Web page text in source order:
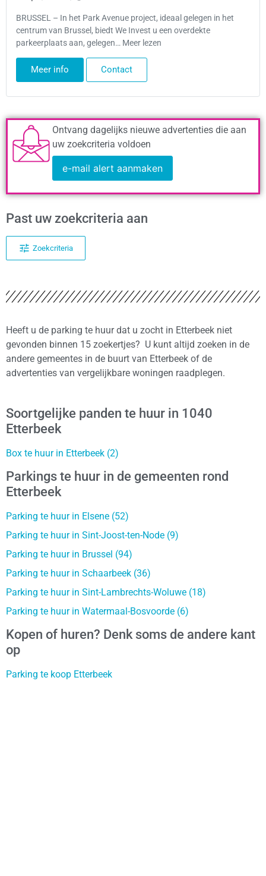
BRUSSEL – In het Park Avenue project, ideaal gelegen in het
centrum van Brussel, biedt We Invest u een overdekte
parkeerplaats aan, gelegen… Meer lezen
Meer info Contact
Ontvang dagelijks nieuwe advertenties die aan
uw zoekcriteria voldoen
e-mail alert aanmaken
Past uw zoekcriteria aan
Zoekcriteria
Heeft u de parking te huur dat u zocht in Etterbeek niet
gevonden binnen 15 zoekertjes? U kunt altijd zoeken in de
andere gemeentes in de buurt van Etterbeek of de
advertenties van vergelijkbare woningen raadplegen.
Soortgelijke panden te huur in 1040
Etterbeek
Box te huur in Etterbeek (2)
Parkings te huur in de gemeenten rond
Etterbeek
Parking te huur in Elsene (52)
Parking te huur in Sint-Joost-ten-Node (9)
Parking te huur in Brussel (94)
Parking te huur in Schaarbeek (36)
Parking te huur in Sint-Lambrechts-Woluwe (18)
Parking te huur in Watermaal-Bosvoorde (6)
Kopen of huren? Denk soms de andere kant
op
Parking te koop Etterbeek